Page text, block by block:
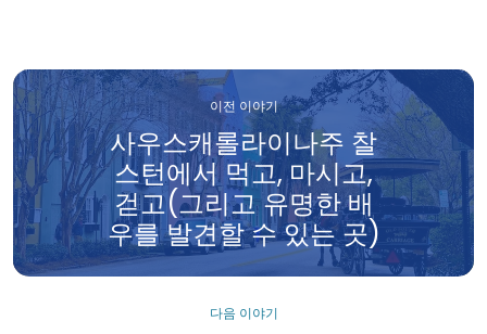
이전 이야기
사우스캐롤라이나주 찰
스턴에서 먹고, 마시고,
걷고(그리고 유명한 배
우를 발견할 수 있는 곳)
다음 이야기